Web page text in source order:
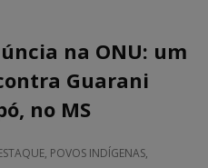
na ONU: um
Guarani
no MS
, POVOS INDÍGENAS,